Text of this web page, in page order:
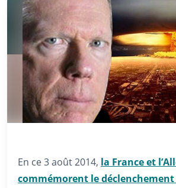
En ce 3 août 2014, la France et
commémorent le déclenchement